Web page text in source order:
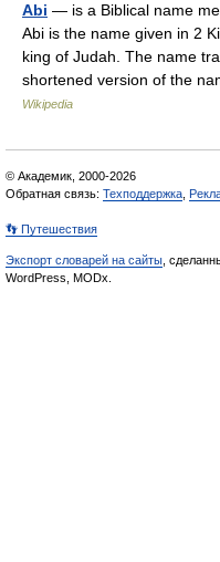
Abi — is a Biblical name
Abi is the name given in 2
king of Judah. The name
shortened version of the
Wikipedia
© Академик, 2000-2026
Обратная связь: Техподдержка
👣 Путешествия
Экспорт словарей на сайты ,
WordPress, MODx.